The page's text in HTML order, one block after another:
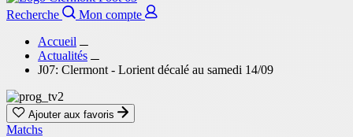
Recherche
Mon compte
Accueil
Actualités
J07: Clermont - Lorient décalé au samedi 14/09
Ajouter aux favoris
Matchs